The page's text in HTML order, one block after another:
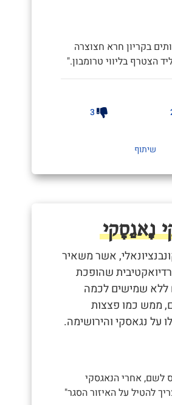
בקריון חרא חצוצרה
הצטרף בליווי טרומבון."
3
שיתוף
נָאגַסָקי
אשר משאיר
שהופכת
ללא שמישים לכמה
ממש כמו פצצות
על נגאסקי והירושימה.
לשם, אחרי הנאגסקי
להטיל על האיזור הסגר"